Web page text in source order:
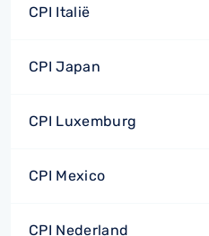
CPI Italië
CPI Japan
CPI Luxemburg
CPI Mexico
CPI Nederland